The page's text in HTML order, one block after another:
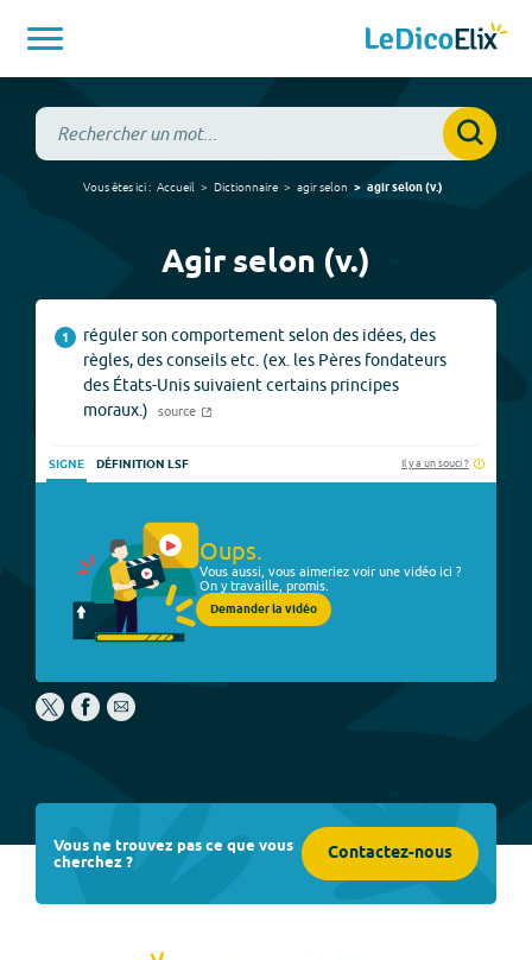
Vous êtes ici : Accueil Dictionnaire agir selon agir selon(v.)
Agir selon (v.)
1
réguler son comportement selon des idées, des
règles, des conseils etc. (ex. les Pères fondateurs
des États-Unis suivaient certains principes
moraux.)
source
SIGNE DÉFINITION LSF Il y a un souci ?
Oups.
Vous aussi, vous aimeriez voir une vidéo ici ?
On y travaille, promis.
Demander la vidéo
Vous ne trouvez pas ce que vous
cherchez ? Contactez-nous